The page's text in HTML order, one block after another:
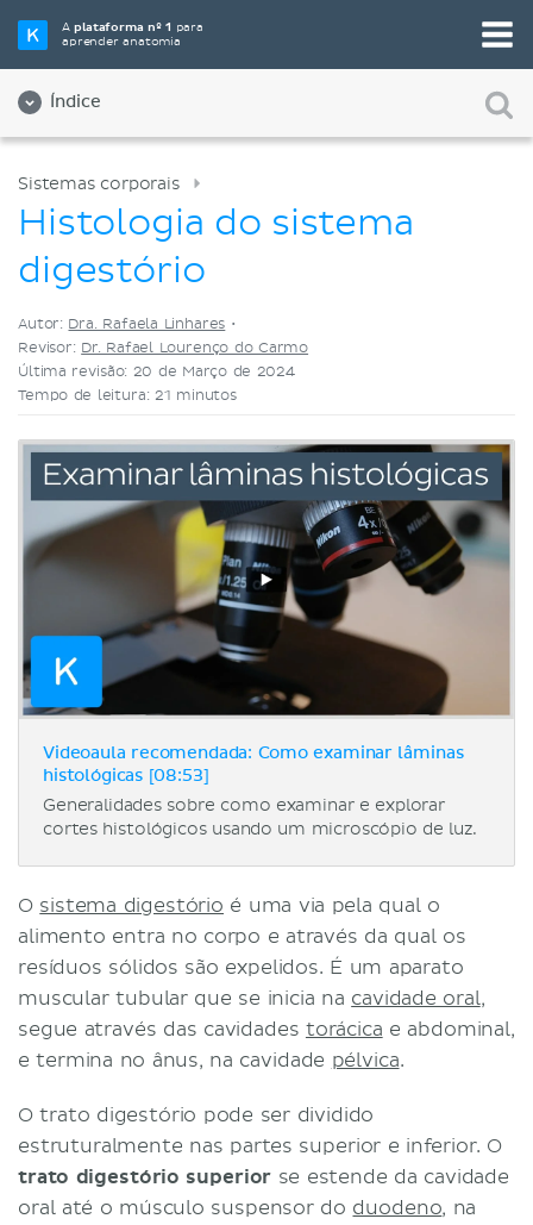
Aplataforma nº 1 para
aprender anatomia
Índice
Selecione a sua ferramenta de estudo favorita
Videoaulas
Sistemas corporais
Histologia do sistema
digestório
Autor: Dra. Rafaela Linhares •
Revisor: Dr. Rafael Lourenço do Carmo
Última revisão: 20 de Março de 2024
Tempo de leitura: 21 minutos
Videoaula recomendada: Como examinar lâminas
histológicas [08:53]
Generalidades sobre como examinar e explorar
cortes histológicos usando um microscópio de luz.
O sistema digestório é uma via pela qual o
alimento entra no corpo e através da qual os
resíduos sólidos são expelidos. É um aparato
muscular tubular que se inicia na cavidade oral,
segue através das cavidades torácica e abdominal,
e termina no ânus, na cavidade pélvica.
O trato digestório pode ser dividido
estruturalmente nas partes superior e inferior. O
trato digestório superior se estende da cavidade
oral até o músculo suspensor do duodeno, na